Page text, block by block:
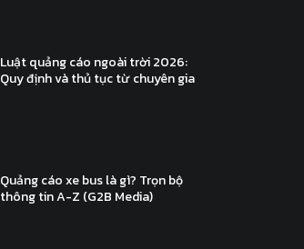
Luật quảng cáo ngoài trời 2026:
Quy định và thủ tục từ chuyên gia
Quảng cáo xe bus là gì? Trọn bộ
thông tin A-Z (G2B Media)